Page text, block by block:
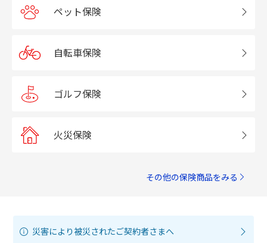
ペット保険
自転車保険
ゴルフ保険
火災保険
その他の保険商品をみる
災害により被災されたご契約者さまへ